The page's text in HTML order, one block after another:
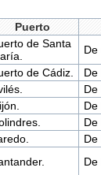
Puerto
de Santa
De
de Cádiz.
De
De
De
De
De
De